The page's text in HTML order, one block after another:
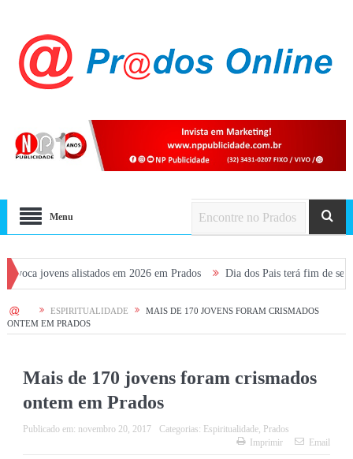
Menu
alistados em 2026 em Prados Dia dos Pais terá fim de semana
HOME ESPIRITUALIDADE
MAIS DE 170 JOVENS FORAM CRISMADOS
ONTEM EM PRADOS
Mais de 170 jovens foram crismados
ontem em Prados
Publicado em: novembro 20, 2017 Categorias: Espiritualidade, Prados
Imprimir
Email